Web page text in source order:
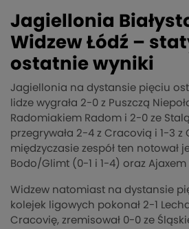
Jagiellonia
Widzew Łódź –
ostatnie wyniki
Jagiellonia na dystansie pięciu
lidze wygrała 2-0 z Puszczą
Radomiakiem Radom i 2-0 ze
przegrywała 2-4 z Cracovią i 1-3 z
międzyczasie zespół ten notował
Bodo/Glimt (0-1 i 1-4) oraz Ajaxem
Widzew natomiast na dystansie
kolejek ligowych pokonał 2-1
Cracovię, zremisował 0-0 ze